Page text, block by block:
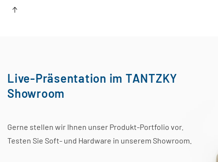
Live-Präsentation im TANTZKY
Showroom
Gerne stellen wir Ihnen unser Produkt-Portfolio vor.
Testen Sie Soft- und Hardware in unserem Showroom.